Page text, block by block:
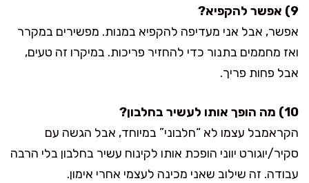
9) אפשר להקפיא?
אפשר, אבל אני מעדיפה להקפיא במנות. מפשירים במקרר
ואז מחממים בתנור כדי להחזיר פריכות. במיקרו זה טעים,
אבל פחות פריך.
10) מה הופך אותו לעשיר בחלבון?
הקראמבל עצמו לא “חלבוני” במיוחד, אבל הגשה עם
סקיר/יוגורט יווני הופכת אותו לקינוח עשיר בחלבון בלי הרבה
עבודה. זה שילוב שאני מכינה לעצמי אחרי אימון.